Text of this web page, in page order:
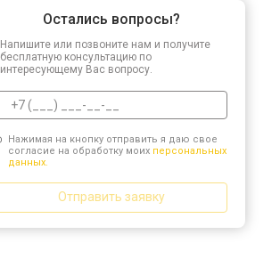
Остались вопросы?
Напишите или позвоните нам и получите
бесплатную консультацию по
интересующему Вас вопросу.
Нажимая на кнопку отправить я даю свое
согласие на обработку моих персональных
данных.
Отправить заявку